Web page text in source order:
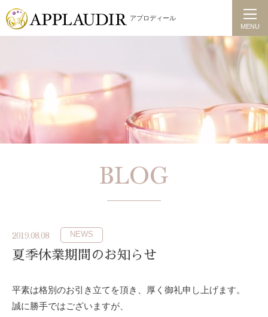
アプロディール
MENU
BLOG
2019.08.08 NEWS
夏季休業期間のお知らせ
平素は格別のお引き立てを頂き、厚く御礼申し上げます。
誠に勝手ではございますが、